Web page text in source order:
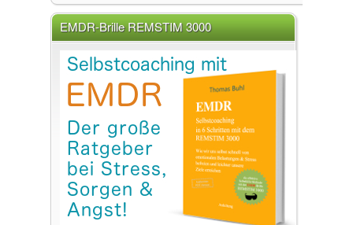
EMDR-Brille REMSTIM 3000